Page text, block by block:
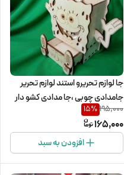
جا لوازم تحریرو استند لوازم تحریر
جامدادی چوبی ،جا مدادی کشو دار
195,000
15%
165,000
افزودن به سبد